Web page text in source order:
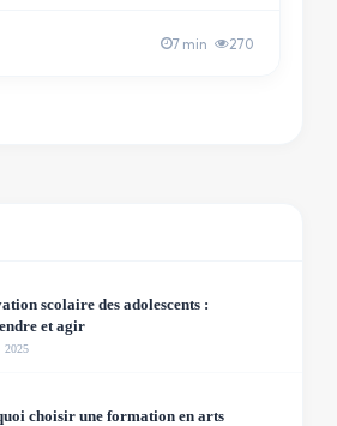
7 min 270
scolaire des adolescents :
et agir
2025
choisir une formation en arts